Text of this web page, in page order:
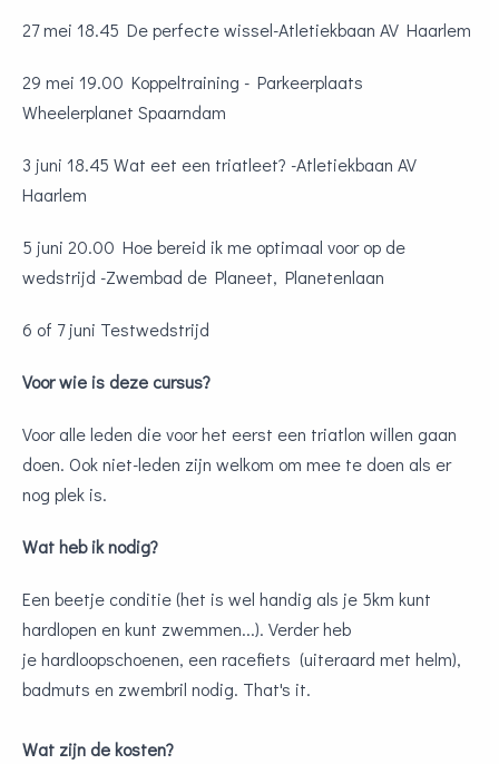
27 mei 18.45 De perfecte wissel-Atletiekbaan AV Haarlem
29 mei 19.00 Koppeltraining - Parkeerplaats
Wheelerplanet Spaarndam
3 juni 18.45 Wat eet een triatleet? -Atletiekbaan AV
Haarlem
5 juni 20.00 Hoe bereid ik me optimaal voor op de
wedstrijd -Zwembad de Planeet, Planetenlaan
6 of 7 juni Testwedstrijd
Voor wie is deze cursus?
Voor alle leden die voor het eerst een triatlon willen gaan
doen. Ook niet-leden zijn welkom om mee te doen als er
nog plek is.
Wat heb ik nodig?
Een beetje conditie (het is wel handig als je 5km kunt
hardlopen en kunt zwemmen...). Verder heb
je hardloopschoenen, een racefiets (uiteraard met helm),
badmuts en zwembril nodig. That's it.
Wat zijn de kosten?